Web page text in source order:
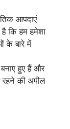
आपदाएं
कि हम हमेशा
के बारे में
हुए हैं और
रहने की अपील